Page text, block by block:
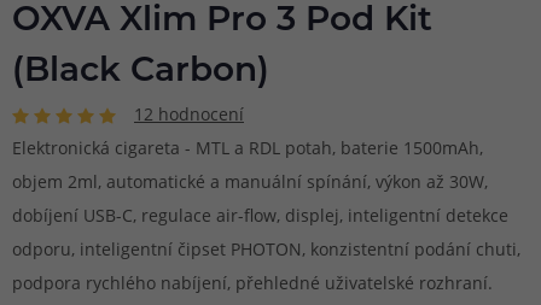
OXVA Xlim Pro 3 Pod Kit
(Black Carbon)
12 hodnocení
Elektronická cigareta - MTL a RDL potah, baterie 1500mAh,
objem 2ml, automatické a manuální spínání, výkon až 30W,
dobíjení USB-C, regulace air-flow, displej, inteligentní detekce
odporu, inteligentní čipset PHOTON, konzistentní podání chuti,
podpora rychlého nabíjení, přehledné uživatelské rozhraní.